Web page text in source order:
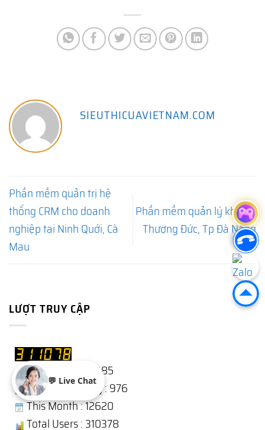
SIEUTHICUAVIETNAM.COM
Phần mềm quản trị hệ
thống CRM cho doanh
nghiệp tại Ninh Quới, Cà
Mau
Phần mềm quản lý kho tại
Thượng Đức, Tp Đà Nẵng
LƯỢT TRUY CẬP
Users Today : 1985
Users Yesterday : 976
This Month : 12620
Total Users : 310378
💬 Live Chat